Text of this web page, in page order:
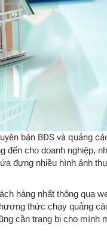
bán BĐS và quảng
cho doanh nghiệp,
đựng nhiều hình ảnh
hàng nhất thông qua
thức chạy quảng
cần trang bị cho mình